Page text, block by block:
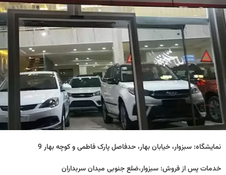
نمایشگاه: سبزوار، خیابان بهار، حدفاصل پارک فاطمی و کوچه بهار 9
خدمات پس از فروش: سبزوار،ضلع جنوبی میدان سربداران